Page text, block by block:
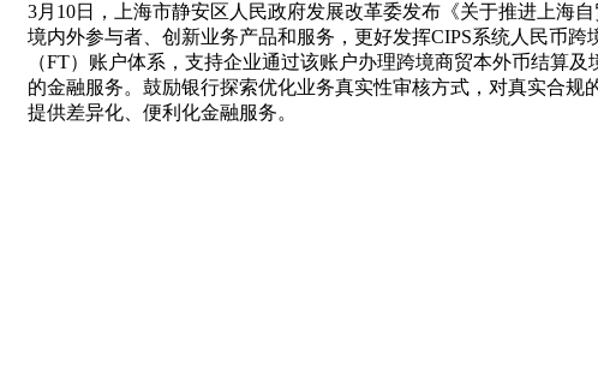
3月10日，上海市静安区人民政府发展改革委发布《关于推进上海
境内外参与者、创新业务产品和服务，更好发挥CIPS系统人民币
（FT）账户体系，支持企业通过该账户办理跨境商贸本外币结算
的金融服务。鼓励银行探索优化业务真实性审核方式，对真实合
提供差异化、便利化金融服务。